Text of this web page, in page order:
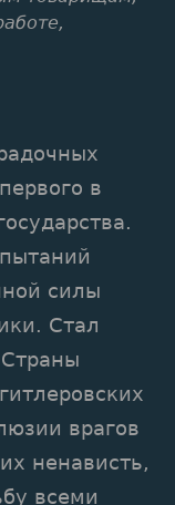
в
силы
Стал
врагов
ненависть,
всеми